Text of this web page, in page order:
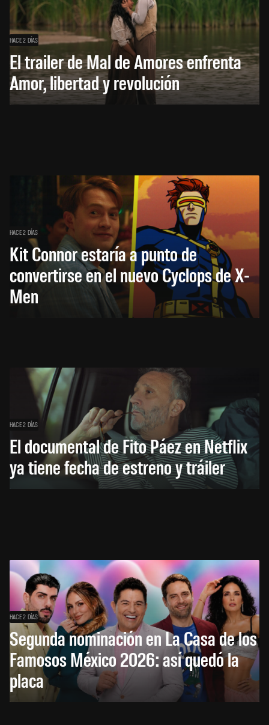
HACE 2 DÍAS
El trailer de Mal de Amores enfrenta
Amor, libertad y revolución
HACE 2 DÍAS
Kit Connor estaría a punto de
convertirse en el nuevo Cyclops de X-
Men
HACE 2 DÍAS
El documental de Fito Páez en Netflix
ya tiene fecha de estreno y tráiler
HACE 2 DÍAS
Segunda nominación en La Casa de los
Famosos México 2026: así quedó la
placa